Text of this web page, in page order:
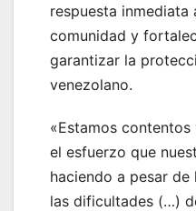
respuesta inmediata
comunidad y
garantizar la
venezolano.
«Estamos
el esfuerzo que
haciendo a pesar
las dificultades (…)